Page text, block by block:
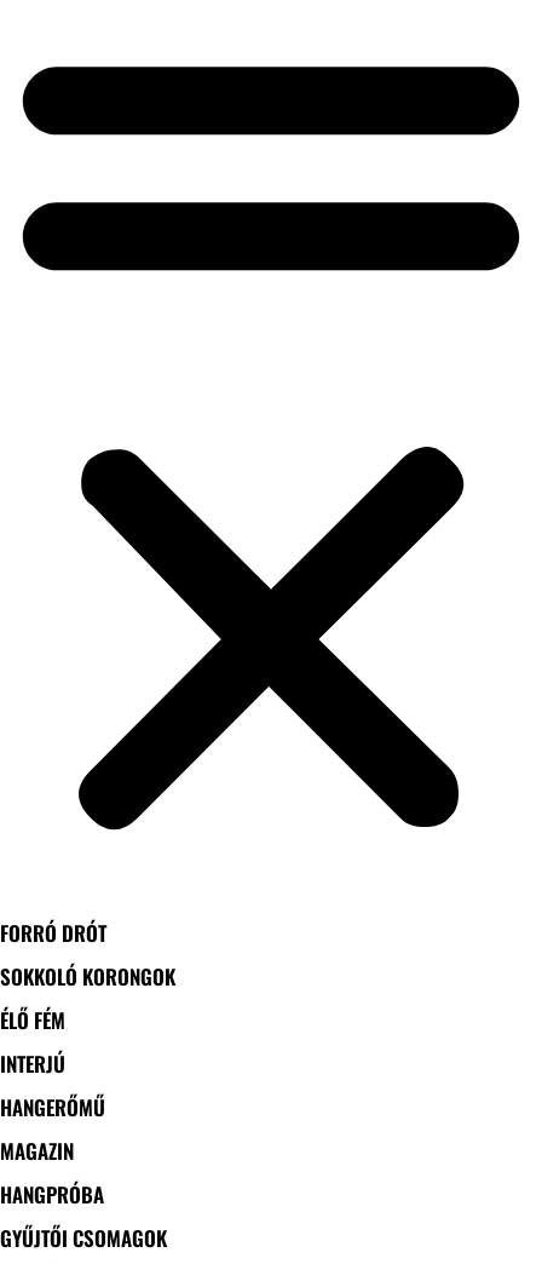
FORRÓ DRÓT
SOKKOLÓ KORONGOK
ÉLŐ FÉM
INTERJÚ
HANGERŐMŰ
MAGAZIN
HANGPRÓBA
GYŰJTŐI CSOMAGOK